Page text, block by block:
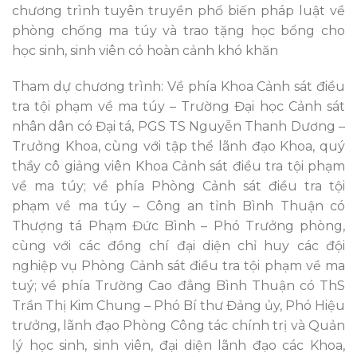
chương trình tuyên truyền phổ biến pháp luật về
phòng chống ma túy và trao tặng học bổng cho
học sinh, sinh viên có hoàn cảnh khó khăn
Tham dự chương trình: Về phía Khoa Cảnh sát điều
tra tội phạm về ma túy – Trường Đại học Cảnh sát
nhân dân có Đại tá, PGS TS Nguyễn Thanh Dương –
Trưởng Khoa, cùng với tập thể lãnh đạo Khoa, quý
thầy cô giảng viên Khoa Cảnh sát điều tra tội phạm
về ma túy; về phía Phòng Cảnh sát điều tra tội
phạm về ma túy – Công an tỉnh Bình Thuận có
Thượng tá Phạm Đức Bình – Phó Trưởng phòng,
cùng với các đồng chí đại diện chỉ huy các đội
nghiệp vụ Phòng Cảnh sát điều tra tội phạm về ma
tuý; về phía Trường Cao đẳng Bình Thuận có ThS
Trần Thị Kim Chung – Phó Bí thư Đảng ủy, Phó Hiệu
trưởng, lãnh đạo Phòng Công tác chính trị và Quản
lý học sinh, sinh viên, đại diện lãnh đạo các Khoa,